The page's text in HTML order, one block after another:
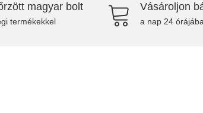
magyar bolt
termékekkel
Vásároljon
a nap 24